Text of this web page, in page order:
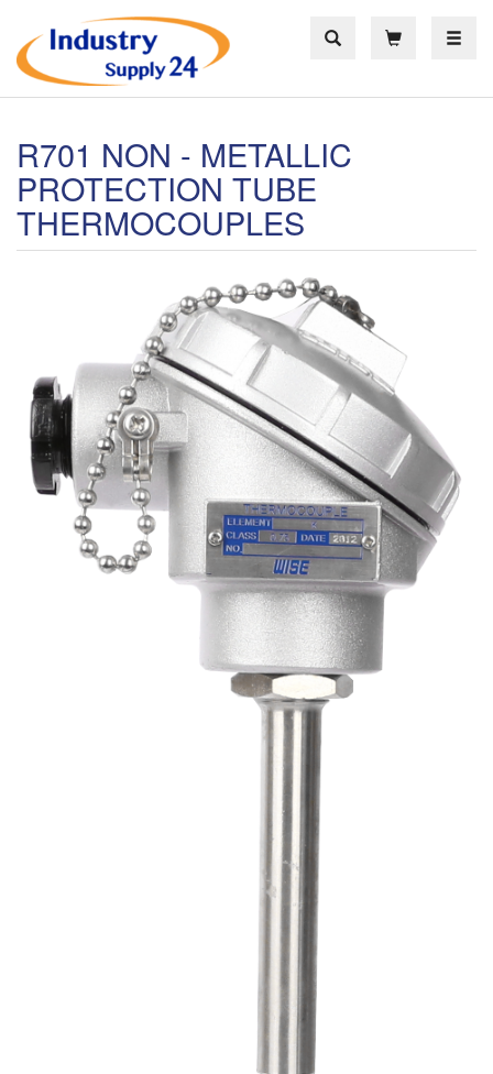
R701 NON - METALLIC
PROTECTION TUBE
THERMOCOUPLES